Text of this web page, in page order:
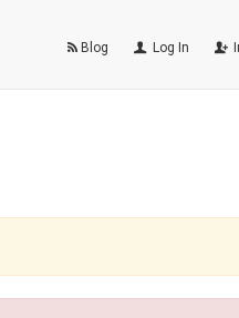
Blog Log In